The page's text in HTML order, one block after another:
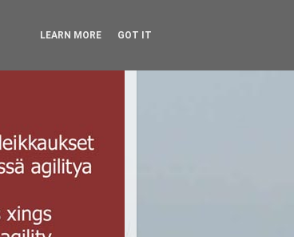
LEARN MORE GOT IT